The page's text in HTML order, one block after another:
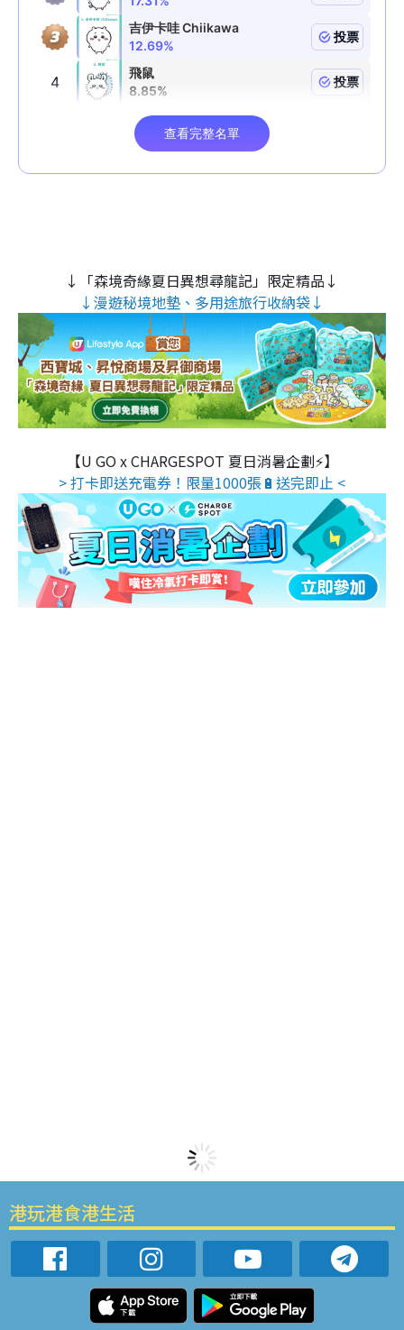
↓「森境奇緣夏日異想尋龍記」限定精品↓
↓漫遊秘境地墊、多用途旅行收納袋↓
【U GO x CHARGESPOT 夏日消暑企劃⚡】
> 打卡即送充電券！限量1000張🔋送完即止 <
港玩港食港生活